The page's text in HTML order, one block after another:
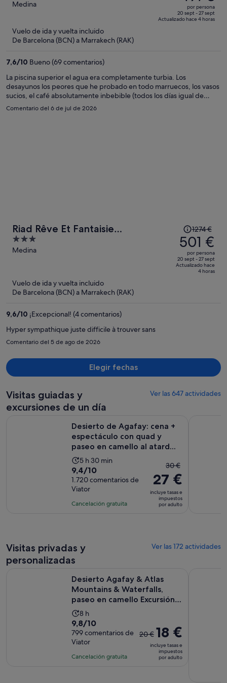
out
Medina
era
de
1274 €,
por
persona
por persona
20 sept - 27 sept
Actualizado hace 4 horas
Vuelo de ida y vuelta incluido
De Barcelona (BCN) a Marrakech (RAK)
7,6/10 Bueno (69 comentarios)
La piscina superior el agua era completamente turbia. Los
desayunos los peores que he probado en todo marruecos, los vasos
sucios, el café absolutamente inbebible (todos los días igual de
malo, y el zumo de bote), el primer día llegamos pronto así que
pedimos desayunar ahí, 14€ por persona por un zumo de bote, un
Comentario del 6 de jul de 2026
Riad Rêve Et Fantaisie
Marrakech
3
out
Medina
El
precio
era
de
1274 €,
1274 €
501 €
por persona
20 sept - 27 sept
Actualizado hace
4 horas
Vuelo de ida y vuelta incluido
De Barcelona (BCN) a Marrakech (RAK)
9,6/10 ¡Excepcional! (4 comentarios)
Hyper sympathique juste difficile à trouver sans
Comentario del 5 de ago de 2026
Elegir fechas
Visitas guiadas y
excursiones de un día
Ver las 647 actividades
Desierto de Agafay: cena +
espectáculo con quad y
paseo en camello al atard...
La
duración
de
la
actividad
y
30 minutos
5 h 30 min
9.4
sobre
10
con
9,4/10
1.720 comentarios de
Viator
Cancelación gratuita
El
precio
anterior
era
de
actual
adulto
30 €
27 €
incluye tasas e
impuestos
por adulto
Visitas privadas y
personalizadas
Ver las 172 actividades
Desierto Agafay & Atlas
Mountains & Waterfalls,
paseo en camello Excursión
...La
duración
de
la
actividad
8 h
9.8
sobre
10
con
9,8/10
799 comentarios de
Viator
Cancelación gratuita
El
precio
anterior
20 € 18 €
incluye tasas e
impuestos
por adulto